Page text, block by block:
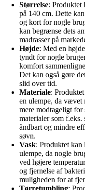
Størrelse: Produktet
på 140 cm. Dette
og kort for nogle
kan begrænse dets
madrasser på
Højde: Med en
tyndt for nogle
komfort
Det kan også gøre
slid over tid.
Materiale:
en ulempe, da vævet
mere modtageligt for
materialer som
åndbart og mindre
søvn.
Vask: Produktet kan
ulempe, da nogle
ved højere
og fjernelse af
muligheden for at